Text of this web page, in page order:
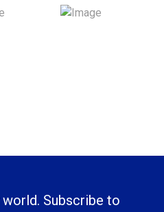
world. Subscribe to